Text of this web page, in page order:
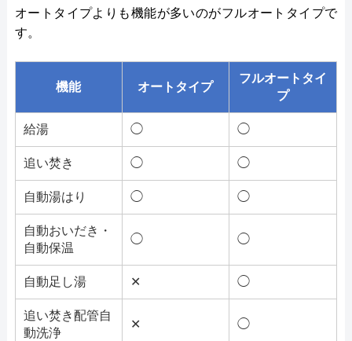
オートタイプよりも機能が多いのがフルオートタイプで
す。
機能 オートタイプ
フルオートタイ
プ
給湯 ◯ ◯
追い焚き ◯ ◯
自動湯はり ◯ ◯
自動おいだき・
自動保温
◯ ◯
自動足し湯 ✕ ◯
追い焚き配管自
動洗浄
✕ ◯